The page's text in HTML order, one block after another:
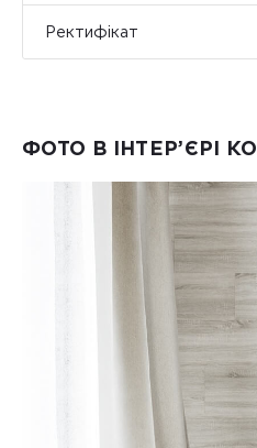
Ректифікат
ФОТО В ІНТЕР’ЄРІ